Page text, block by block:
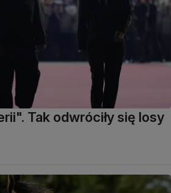
Tak odwróciły się losy